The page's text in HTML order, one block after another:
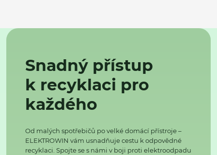
Snadný přístup
k recyklaci pro
každého
Od malých spotřebičů po velké domácí přístroje –
ELEKTROWIN vám usnadňuje cestu k odpovědné
recyklaci. Spojte se s námi v boji proti elektroodpadu